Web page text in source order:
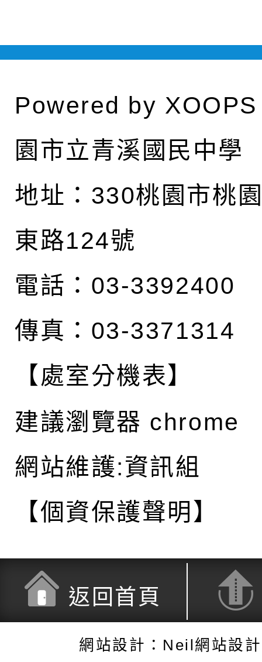
Powered by XOOPS
園市立青溪國民中學
地址： 330桃園市桃
東路124號
電話：03-3392400
傳真：03-3371314
【處室分機表】
建議瀏覽器 chrome
網站維護:資訊組
【個資保護聲明】
返回首頁
網站設計：Neil網站設